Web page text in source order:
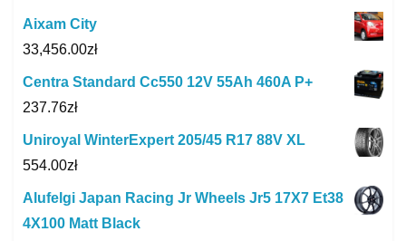
Aixam City
33,456.00zł
Centra Standard Cc550 12V 55Ah 460A P+
237.76zł
Uniroyal WinterExpert 205/45 R17 88V XL
554.00zł
Alufelgi Japan Racing Jr Wheels Jr5 17X7 Et38
4X100 Matt Black